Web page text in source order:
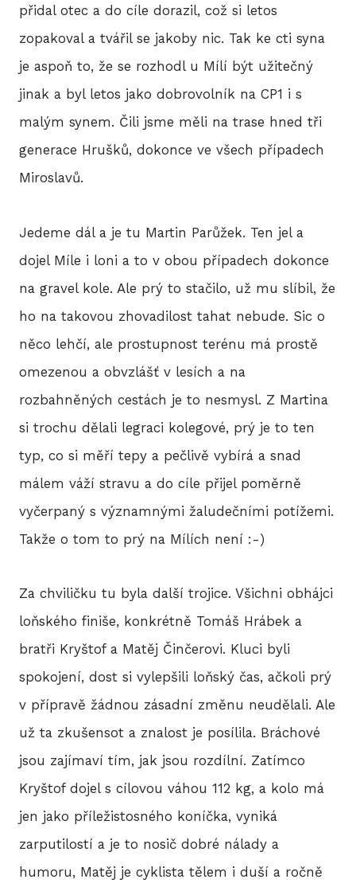
přidal otec a do cíle dorazil, což si letos
zopakoval a tvářil se jakoby nic. Tak ke cti syna
je aspoň to, že se rozhodl u Mílí být užitečný
jinak a byl letos jako dobrovolník na CP1 i s
malým synem. Čili jsme měli na trase hned tři
generace Hrušků, dokonce ve všech případech
Miroslavů.
Jedeme dál a je tu Martin Parůžek. Ten jel a
dojel Míle i loni a to v obou případech dokonce
na gravel kole. Ale prý to stačilo, už mu slíbil, že
ho na takovou zhovadilost tahat nebude. Sic o
něco lehčí, ale prostupnost terénu má prostě
omezenou a obvzlášť v lesích a na
rozbahněných cestách je to nesmysl. Z Martina
si trochu dělali legraci kolegové, prý je to ten
typ, co si měří tepy a pečlivě vybírá a snad
málem váží stravu a do cíle přijel poměrně
vyčerpaný s významnými žaludečními potížemi.
Takže o tom to prý na Mílích není :-)
Za chviličku tu byla další trojice. Všichni obhájci
loňského finiše, konkrétně Tomáš Hrábek a
bratři Kryštof a Matěj Činčerovi. Kluci byli
spokojení, dost si vylepšili loňský čas, ačkoli prý
v přípravě žádnou zásadní změnu neudělali. Ale
už ta zkušensot a znalost je posílila. Bráchové
jsou zajímaví tím, jak jsou rozdílní. Zatímco
Kryštof dojel s cílovou váhou 112 kg, a kolo má
jen jako příležistosného koníčka, vyniká
zarputilostí a je to nosič dobré nálady a
humoru, Matěj je cyklista tělem i duší a ročně